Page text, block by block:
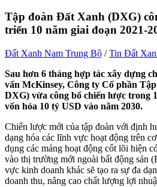
Tập đoàn Đất Xanh (DXG)
triển 10 năm giai đoạn 2021-
Đất Xanh Nam Trung Bộ /Tin Đất
Sau hơn 6 tháng hợp tác xây dựng
vấn McKinsey, Công ty Cổ phần
DXG) vừa công bố chiến lược trong
vốn hóa 10 tỷ USD vào năm 2030.
Chiến lược mới của tập đoàn với định
dạng hóa các lĩnh vực hoạt động trên
dụng các mảng hoạt động cốt lõi hiện
vào thị trường mới ngoài bất động sản
vực kinh doanh khác sẽ tạo ra sự đa
doanh thu, nâng cao chất lượng lợi